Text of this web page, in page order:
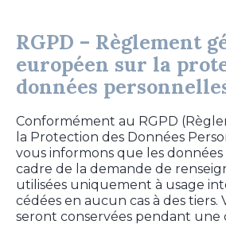
RGPD – Règlement
européen sur la
données
Conformément au RGPD
la Protection des Données
vous informons que les
cadre de la demande de
utilisées uniquement à usage
cédées en aucun cas à des tiers.
seront conservées pendant une